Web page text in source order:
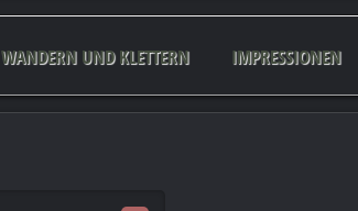
WANDERN UND KLETTERN IMPRESSIONEN